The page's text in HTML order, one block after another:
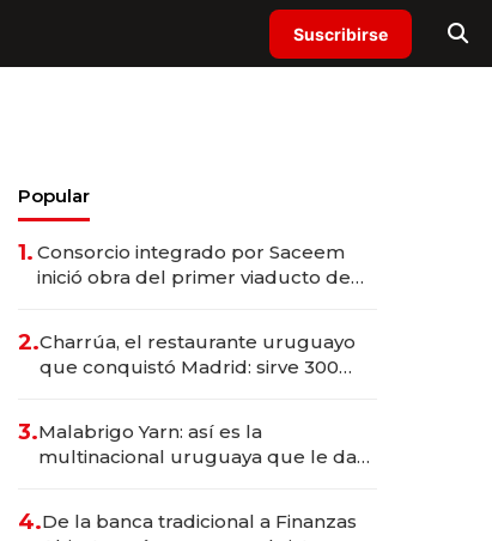
Suscribirse
Popular
1. Consorcio integrado por Saceem
inició obra del primer viaducto de
millones
2.Charrúa, el restaurante uruguayo
que conquistó Madrid: sirve 300
prepara apertura
3.Malabrigo Yarn: así es la
multinacional uruguaya que le da
4.De la banca tradicional a Finanzas